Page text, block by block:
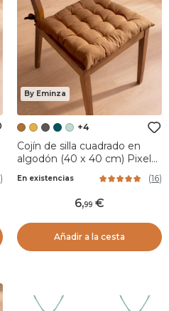
)
By Eminza
+4
Cojín de silla cuadrado en
algodón (40 x 40 cm) Pixel
En existencias (16)
6,99
Añadir a la cesta